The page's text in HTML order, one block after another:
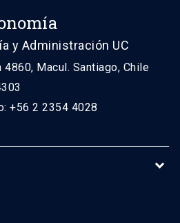
y Administración UC
4860, Macul. Santiago, Chile
+56 2 2354 4028